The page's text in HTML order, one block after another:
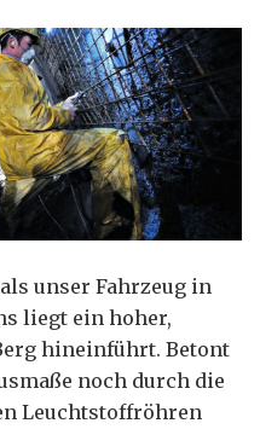
unser Fahrzeug in
liegt ein hoher,
hineinführt. Betont
noch durch die
Leuchtstoffröhren